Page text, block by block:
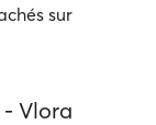
sur
- Vlora